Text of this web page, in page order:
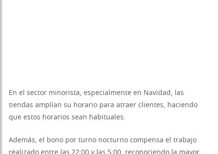
En el sector minorista, especialmente en Navidad, las
tiendas amplían su horario para atraer clientes, haciendo
que estos horarios sean habituales.
Además, el bono por turno nocturno compensa el trabajo
realizado entre las 22:00 y las 5:00, reconociendo la mayor